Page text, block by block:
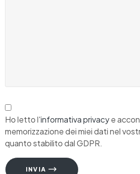
Ho letto l'informativa privacye
memorizzazione dei miei dati nel
quanto stabilito dal GDPR.
INVIA